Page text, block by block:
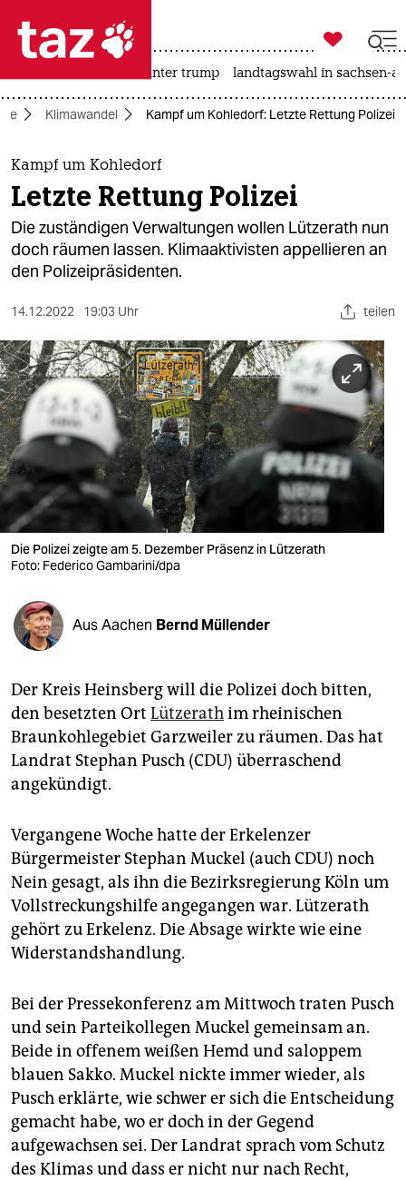
 taz zahl ich
taz zahl ich
themen
politik
öko
gesellschaft
sport
berlin
nord
wahrheit
verlag
verlag
veranstaltungen
shop
unterstützen
abo
genossenschaft

taz zahl ich
usa unter trump landtagswahl in sachsen-
Klimawandel Kampf um Kohledorf: Letzte Rettung Polizei
Kampf um Kohledorf
Letzte Rettung Polizei
Die zuständigen Verwaltungen wollen Lützerath nun
doch räumen lassen. Klimaaktivisten appellieren an
den Polizeipräsidenten.
14.12.2022 19:03 Uhr teilen
Die Polizei zeigte am 5. Dezember Präsenz in Lützerath
Foto: Federico Gambarini/dpa
Aus Aachen Bernd Müllender
Der Kreis Heinsberg will die Polizei doch bitten,
den besetzten Ort Lützerathim rheinischen
Braunkohlegebiet Garzweiler zu räumen. Das hat
Landrat Stephan Pusch (CDU) überraschend
angekündigt.
Vergangene Woche hatte der Erkelenzer
Bürgermeister Stephan Muckel (auch CDU) noch
Nein gesagt, als ihn die Bezirksregierung Köln um
Vollstreckungshilfe angegangen war. Lützerath
gehört zu Erkelenz. Die Absage wirkte wie eine
Widerstandshandlung.
Bei der Pressekonferenz am Mittwoch traten Pusch
und sein Parteikollegen Muckel gemeinsam an.
Beide in offenem weißen Hemd und saloppem
blauen Sakko. Muckel nickte immer wieder, als
Pusch erklärte, wie schwer er sich die Entscheidung
gemacht habe, wo er doch in der Gegend
aufgewachsen sei. Der Landrat sprach vom Schutz
des Klimas und dass er nicht nur nach Recht,